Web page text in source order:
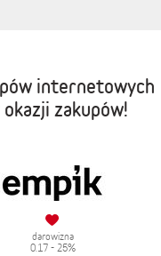
internetowych
zakupów!
darowizna
0.17 - 25%